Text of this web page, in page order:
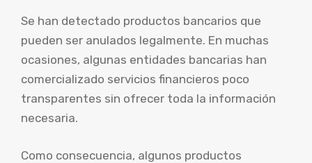
Se han detectado productos bancarios que
pueden ser anulados legalmente. En muchas
ocasiones, algunas entidades bancarias han
comercializado servicios financieros poco
transparentes sin ofrecer toda la información
necesaria.
Como consecuencia, algunos productos